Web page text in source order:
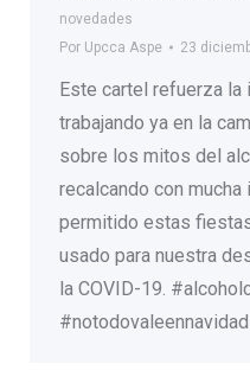
novedades
Por Upcca Aspe 23
Este cartel refuerza la
trabajando ya en la
sobre los mitos del
recalcando con
permitido estas
usado para nuestra
la COVID-19.